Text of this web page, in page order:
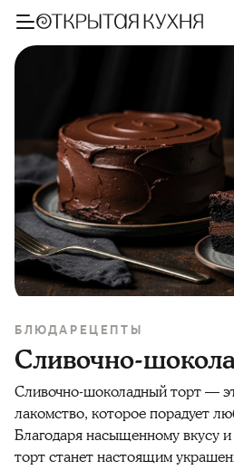
БЛЮДА РЕЦЕПТЫ
Сливочно-
Сливочно-шоколадный торт —
лакомство, которое порадует
Благодаря насыщенному вкусу
торт станет настоящим